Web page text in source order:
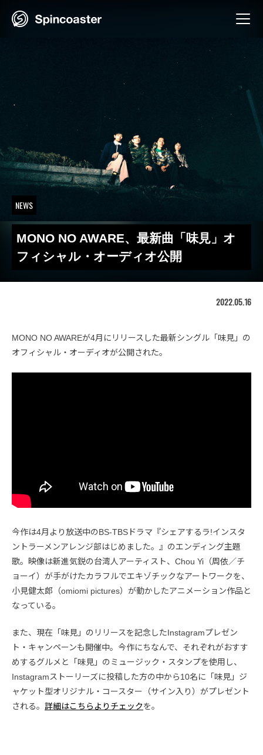
NEWS
MONO NO AWARE、最新曲「味見」オ
フィシャル・オーディオ公開
2022.05.16
MONO NO AWAREが4月にリリースした最新シングル「味見」の
オフィシャル・オーディオが公開された。
今作は4月より放送中のBS-TBSドラマ『シェアするラ!インスタ
ントラーメンアレンジ部はじめました。』のエンディング主題
歌。映像は新進気鋭の台湾人アーティスト、Chou Yi（周依／チ
ョーイ）が手がけたカラフルでエキゾチックなアートワークを、
小見健太郎（omiomi pictures）が動かしたアニメーション作品と
なっている。
また、現在「味見」のリリースを記念したInstagramプレゼン
ト・キャンペーンも開催中。今作にちなんで、それぞれがおすす
めするグルメと「味見」のミュージック・スタンプを使用し、
Instagramストーリーズに投稿した方の中から10名に「味見」ジ
ャケット型オリジナル・コースター（サイン入り）がプレゼント
される。 詳細はこちらよりチェックを。